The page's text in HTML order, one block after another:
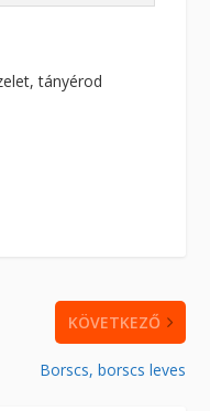
tányérod
KÖVETKEZŐ
Borscs, borscs leves